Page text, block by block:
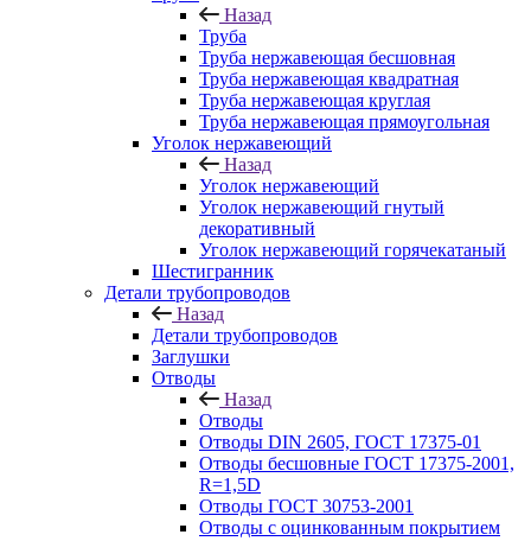
Назад
Труба
Труба нержавеющая бесшовная
Труба нержавеющая квадратная
Труба нержавеющая круглая
Труба нержавеющая прямоугольная
Уголок нержавеющий
Назад
Уголок нержавеющий
Уголок нержавеющий гнутый
декоративный
Уголок нержавеющий горячекатаный
Шестигранник
Детали трубопроводов
Назад
Детали трубопроводов
Заглушки
Отводы
Назад
Отводы
Отводы DIN 2605, ГОСТ 17375-01
Отводы бесшовные ГОСТ 17375-2001,
R=1,5D
Отводы ГОСТ 30753-2001
Отводы с оцинкованным покрытием